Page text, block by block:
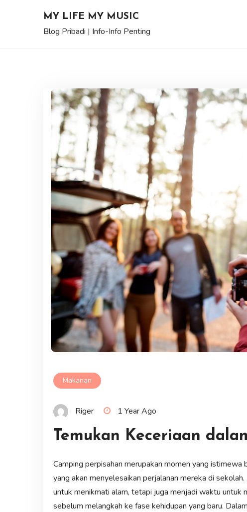
MY LIFE MY MUSIC
Blog Pribadi | Info-Info Penting
Makanan
Riger 1 Year Ago
Temukan Keceriaan
Camping perpisahan merupakan momen yang
yang akan menyelesaikan perjalanan mereka di
untuk menikmati alam, tetapi juga menjadi waktu untuk
sebelum melangkah ke fase kehidupan yang baru.